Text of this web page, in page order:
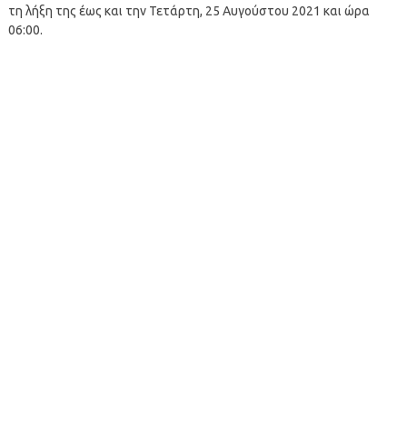
τη λήξη της έως και την Τετάρτη, 25 Αυγούστου 2021 και ώρα
06:00.